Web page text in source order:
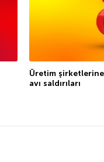
Üretim
avı saldırıları